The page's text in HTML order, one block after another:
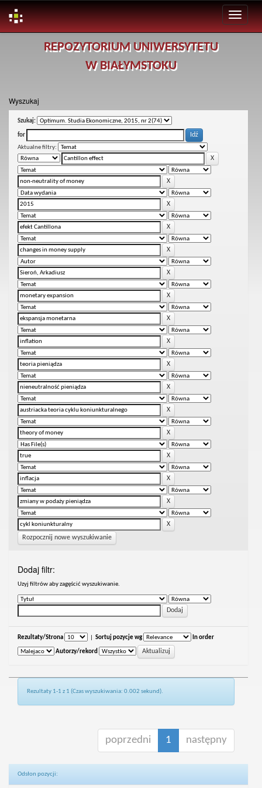
REPOZYTORIUM UNIWERSYTETU
W BIAŁYMSTOKU
Wyszukaj
Szukaj:
for
Aktualne filtry:
Rozpocznij nowe wyszukiwanie
Dodaj filtr:
Uzyj filtrów aby zagęścić wyszukiwanie.
Rezultaty/Strona Sortuj pozycje wg In order
Autorzy/rekord
Rezultaty 1-1 z 1 (Czas wyszukiwania: 0.002 sekund).
poprzedni 1 następny
Odsłon pozycji: